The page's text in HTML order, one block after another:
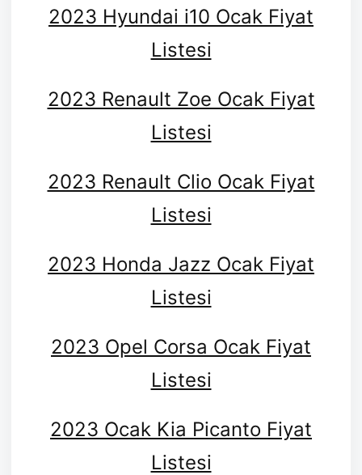
2023 Hyundai i10 Ocak Fiyat
Listesi
2023 Renault Zoe Ocak Fiyat
Listesi
2023 Renault Clio Ocak Fiyat
Listesi
2023 Honda Jazz Ocak Fiyat
Listesi
2023 Opel Corsa Ocak Fiyat
Listesi
2023 Ocak Kia Picanto Fiyat
Listesi